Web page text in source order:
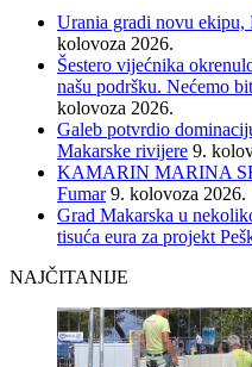
Urania gradi novu ekipu,
kolovoza 2026.
Šestero vijećnika
našu podršku. Nećemo
kolovoza 2026.
Galeb potvrdio
Makarske rivijere 9.
KAMARIN MARINA
Fumar 9. kolovoza 2026.
Grad Makarska u
tisuća eura za projekt
NAJČITANIJE